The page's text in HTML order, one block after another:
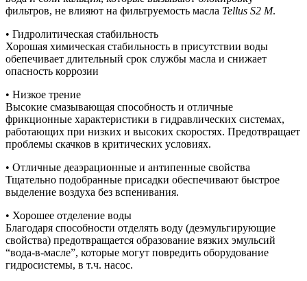
фильтров, не влияют на фильтруемость масла Tellus S2 M.
• Гидролитическая стабильность
Хорошая химическая стабильность в присутствии воды
обепечивает длительный срок службы масла и снижает
опасность коррозии
• Низкое трение
Высокие смазывающая способность и отличные
фрикционные характеристики в гидравлических системах,
работающих при низких и высоких скоростях. Предотвращает
проблемы скачков в критических условиях.
• Отличные деаэрационные и антипенные свойства
Тщательно подобранные присадки обеспечивают быстрое
выделение воздуха без вспенивания.
• Хорошее отделение воды
Благодаря способности отделять воду (деэмульгирующие
свойства) предотвращается образование вязких эмульсий
“вода-в-масле”, которые могут повредить оборудование
гидросистемы, в т.ч. насос.